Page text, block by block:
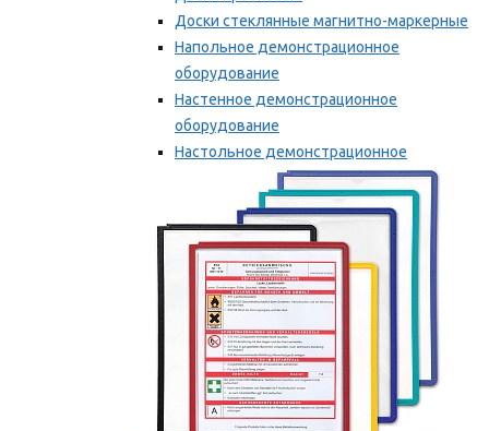
Доски стеклянные магнитно-маркерные
Напольное демонстрационное
оборудование
Настенное демонстрационное
оборудование
Настольное демонстрационное
оборудование
Мы рекомендуем